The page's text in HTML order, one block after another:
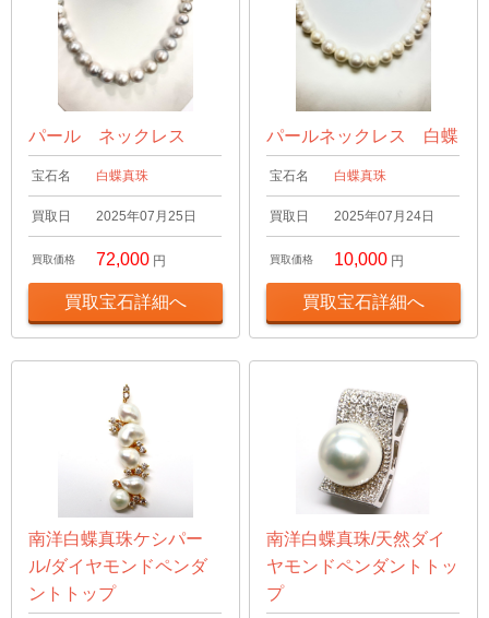
パール ネックレス
宝石名 白蝶真珠
買取日 2025年07月25日
買取価格 72,000 円
買取宝石詳細へ
パールネックレス 白蝶
宝石名 白蝶真珠
買取日 2025年07月24日
買取価格 10,000 円
買取宝石詳細へ
南洋白蝶真珠ケシパー
ル/ダイヤモンドペンダ
ントトップ
南洋白蝶真珠/天然ダイ
ヤモンドペンダントトッ
プ